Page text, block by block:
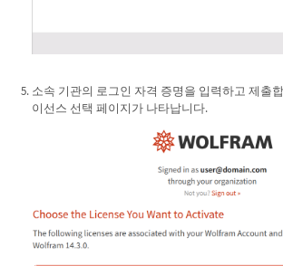
소속 기관의 로그인 자격 증명을 입력하고 제출
이선스 선택 페이지가 나타납니다.